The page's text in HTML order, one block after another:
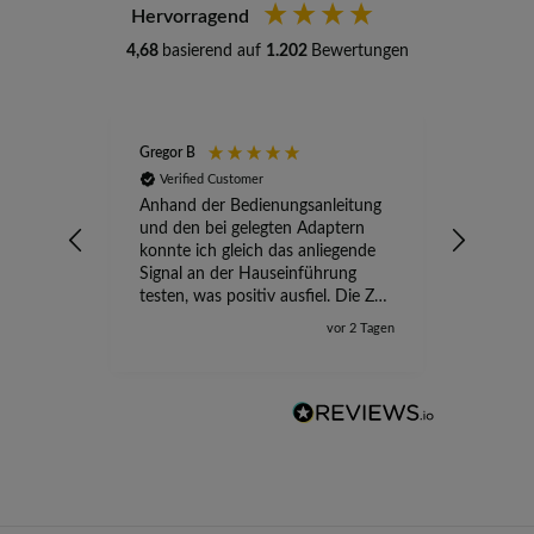
Hervorragend
4,68 basierend auf 1.202 Bewertungen
Gregor B
Verified Customer
Anhand der Bedienungsanleitung
und den bei gelegten Adaptern
konnte ich gleich das anliegende
Signal an der Hauseinführung
testen, was positiv ausfiel. Die Zeit
der Ungewissheit ist jetzt vorbei,
vor 2 Tagen